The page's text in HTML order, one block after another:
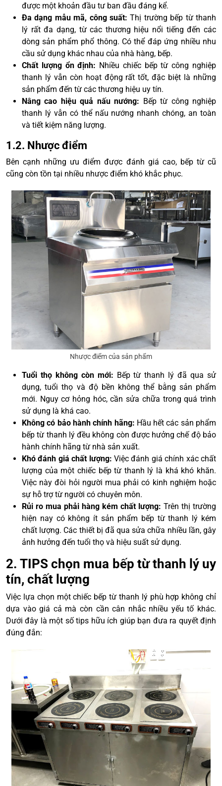
được một khoản đầu tư ban đầu đáng kể.
Đa dạng mẫu mã, công suất:Thị trường bếp từ thanh
lý rất đa dạng, từ các thương hiệu nổi tiếng đến các
dòng sản phẩm phổ thông. Có thể đáp ứng nhiều nhu
cầu sử dụng khác nhau của nhà hàng, bếp.
Chất lượng ổn định: Nhiều chiếc bếp từ công nghiệp
thanh lý vẫn còn hoạt động rất tốt, đặc biệt là những
sản phẩm đến từ các thương hiệu uy tín.
Nâng cao hiệu quả nấu nướng: Bếp từ công nghiệp
thanh lý vẫn có thể nấu nướng nhanh chóng, an toàn
và tiết kiệm năng lượng.
1.2. Nhược điểm
Bên cạnh những ưu điểm được đánh giá cao, bếp từ cũ
cũng còn tồn tại nhiều nhược điểm khó khắc phục.
Nhược điểm của sản phẩm
Tuổi thọ không còn mới: Bếp từ thanh lý đã qua sử
dụng, tuổi thọ và độ bền không thể bằng sản phẩm
mới. Nguy cơ hỏng hóc, cần sửa chữa trong quá trình
sử dụng là khá cao.
Không có bảo hành chính hãng: Hầu hết các sản phẩm
bếp từ thanh lý đều không còn được hưởng chế độ bảo
hành chính hãng từ nhà sản xuất.
Khó đánh giá chất lượng: Việc đánh giá chính xác chất
lượng của một chiếc bếp từ thanh lý là khá khó khăn.
Việc này đòi hỏi người mua phải có kinh nghiệm hoặc
sự hỗ trợ từ người có chuyên môn.
Rủi ro mua phải hàng kém chất lượng: Trên thị trường
hiện nay có không ít sản phẩm bếp từ thanh lý kém
chất lượng. Các thiết bị đã qua sửa chữa nhiều lần, gây
ảnh hưởng đến tuổi thọ và hiệu suất sử dụng.
2. TIPS chọn mua bếp từ thanh lý uy
tín, chất lượng
Việc lựa chọn một chiếc bếp từ thanh lý phù hợp không chỉ
dựa vào giá cả mà còn cần cân nhắc nhiều yếu tố khác.
Dưới đây là một số tips hữu ích giúp bạn đưa ra quyết định
đúng đắn: